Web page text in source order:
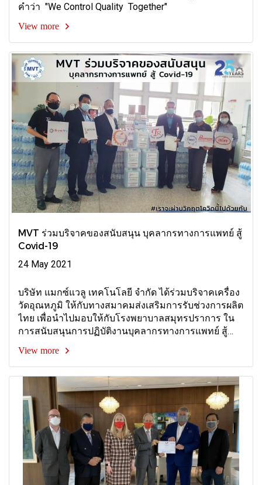
คำว่า "We Control Quality Together"
View more
MVT ร่วมบริจาคของสนับสนุน บุคลากรทางการแพทย์ สู้
Covid-19
24 May 2021
บริษัท แมกซ์แวลู เทคโนโลยี จำกัด ได้ร่วมบริจาคเครื่อง
วัดอุณหภูมิ ให้กับทางสมาคมส่งเสริมการรับช่วงการผลิต
ไทย เพื่อนำไปมอบให้กับโรงพยาบาลสมุทรปราการ ใน
การสนับสนุนการปฏิบัติงานบุคลากรทางการแพทย์ สู้
View more